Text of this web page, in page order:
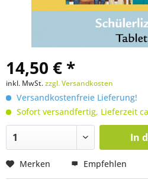
14,50 € *
inkl. MwSt.zzgl. Versandkosten
Versandkostenfreie Lieferung!
Sofort versandfertig, Lieferzeit
In
Merken Empfehlen